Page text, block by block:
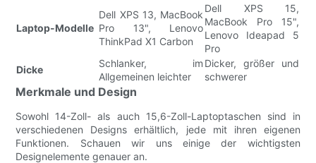
Laptop-Modelle
Dell XPS 13, MacBook
Pro 13", Lenovo
ThinkPad X1 Carbon
Dell XPS 15,
MacBook Pro 15",
Lenovo Ideapad 5
Pro
Dicke
Schlanker, im
Allgemeinen leichter
Dicker, größer und
schwerer
Merkmale und Design
Sowohl 14-Zoll- als auch 15,6-Zoll-Laptoptaschen sind in
verschiedenen Designs erhältlich, jede mit ihren eigenen
Funktionen. Schauen wir uns einige der wichtigsten
Designelemente genauer an.